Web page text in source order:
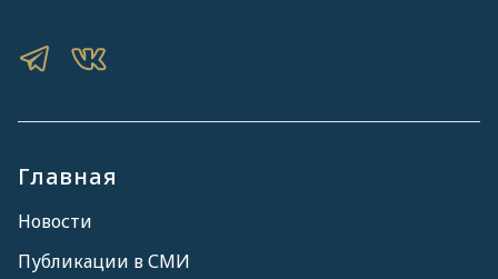
Главная
Новости
Публикации в СМИ